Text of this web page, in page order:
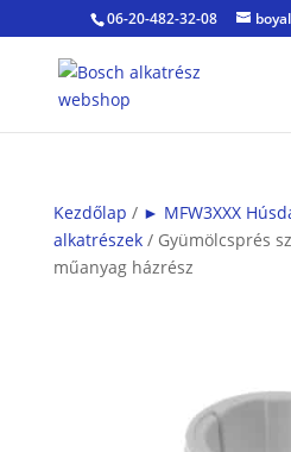
06-20-482-32-08
Kezdőlap / ► MFW3XXX
alkatrészek/ Gyümölcsprés
műanyag házrész